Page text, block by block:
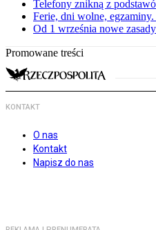
Telefony znikną z
Ferie, dni wolne,
Od 1 września nowe
Promowane treści
KONTAKT
O nas
Kontakt
Napisz do nas